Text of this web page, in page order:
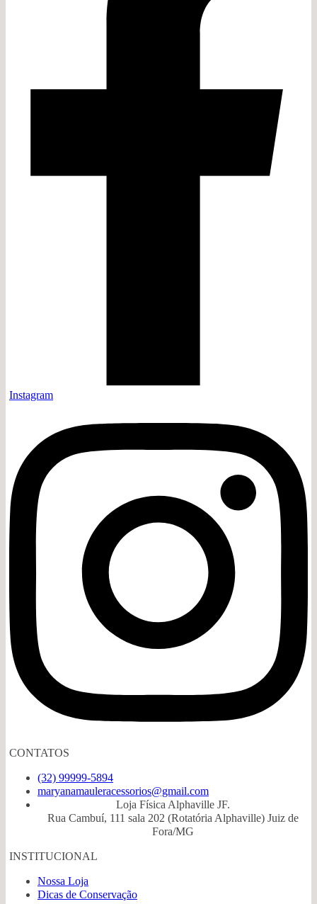
Instagram
CONTATOS
(32) 99999-5894
maryanamauleracessorios@gmail.com
Loja Física Alphaville JF.
Rua Cambuí, 111 sala 202 (Rotatória Alphaville) Juiz de
Fora/MG
INSTITUCIONAL
Nossa Loja
Dicas de Conservação